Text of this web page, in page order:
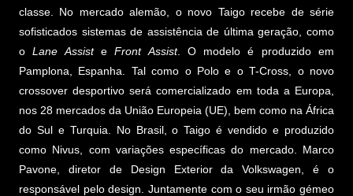
classe. No mercado alemão, o novo Taigo recebe de série
sofisticados sistemas de assistência de última geração, como
oLane AssisteFront Assist. O modelo é produzido em
Pamplona, Espanha. Tal como o Polo e o T-Cross, o novo
crossover desportivo será comercializado em toda a Europa,
nos 28 mercados da União Europeia (UE), bem como na África
do Sul e Turquia. No Brasil, o Taigo é vendido e produzido
como Nivus, com variações específicas do mercado. Marco
Pavone, diretor de Design Exterior da Volkswagen, é o
responsável pelo design. Juntamente com o seu irmão gémeo